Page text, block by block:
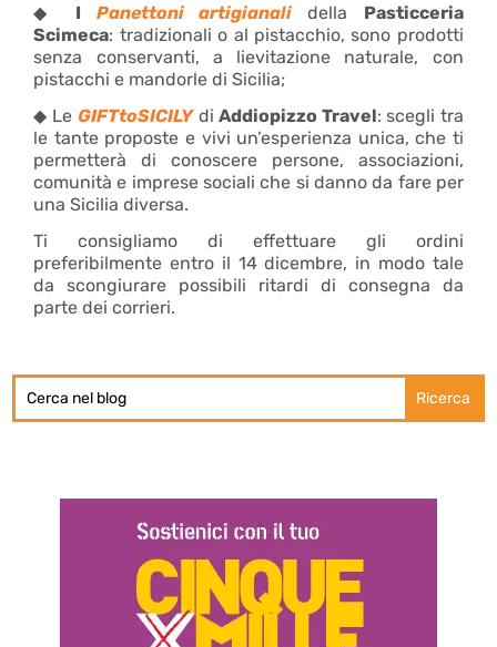
◆ I Panettoni artigianali della Pasticceria
Scimeca: tradizionali o al pistacchio, sono prodotti
senza conservanti, a lievitazione naturale, con
pistacchi e mandorle di Sicilia;
◆ Le GIFTtoSICILYdiAddiopizzo Travel: scegli tra
le tante proposte e vivi un’esperienza unica, che ti
permetterà di conoscere persone, associazioni,
comunità e imprese sociali che si danno da fare per
una Sicilia diversa.
Ti consigliamo di effettuare gli ordini
preferibilmente entro il 14 dicembre, in modo tale
da scongiurare possibili ritardi di consegna da
parte dei corrieri.